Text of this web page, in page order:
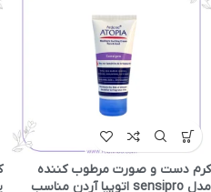
کرم دست و صورت مرطوب کننده
مدل sensipro اتوپیا آردن مناسب